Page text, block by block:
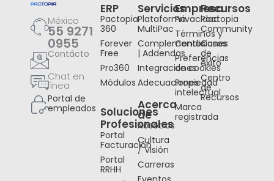
México
55 9271
0955
Contácto
Chat en
línea
Portal de
empleados
ERP
Pactopia
360
Forever
Free
Pro360
Módulos
Soluciones
Profesionales
Portal
Facturación
Portal
RRHH
Servicios
Plataforma
MultiPac
Complementos
| Addendas
Integraciones
Adecuaciones
Acerca
de
Nosotros
Cultura
/ Visión
Carreras
Empresa
Privacidad
Términos y
Condiciones
Preferencias
de cookies
Propiedad
intelectual
Marca
registrada
Recursos
Pactopia
Community
Casos
de
éxito
Centro
de
Recursos